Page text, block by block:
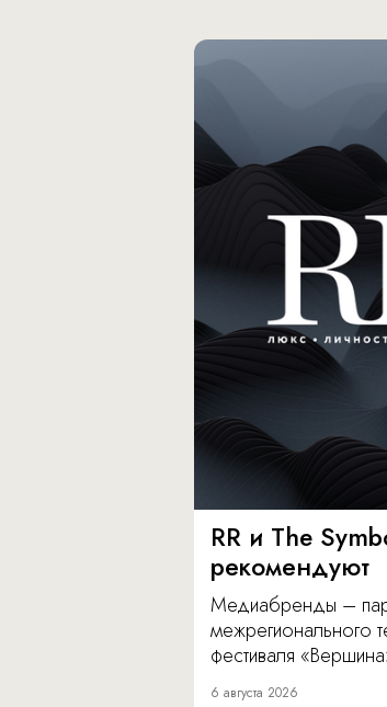
RR и The
рекомендуют
Медиабренды –
межрегионального
фестиваля
6 августа 2026